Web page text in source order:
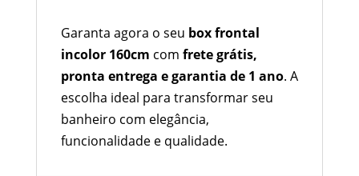
Garanta agora o seu box frontal
incolor 160cm com frete grátis,
pronta entrega e garantia de 1 ano. A
escolha ideal para transformar seu
banheiro com elegância,
funcionalidade e qualidade.